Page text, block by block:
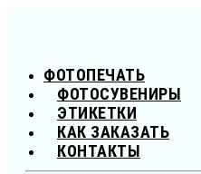
ФОТОПЕЧАТЬ
ФОТОСУВЕНИРЫ
ЭТИКЕТКИ
КАК ЗАКАЗАТЬ
КОНТАКТЫ